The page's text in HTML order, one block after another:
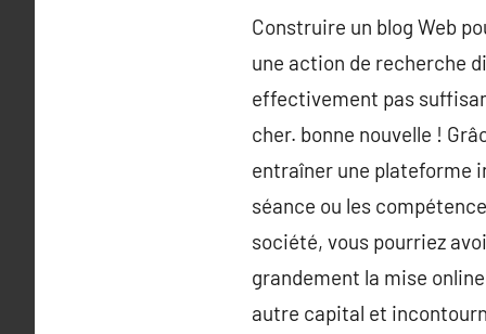
Construire un blog Web
une action de recherche
effectivement pas
cher. bonne nouvelle !
entraîner une plateforme
séance ou les
société, vous pourriez
grandement la mise
autre capital et